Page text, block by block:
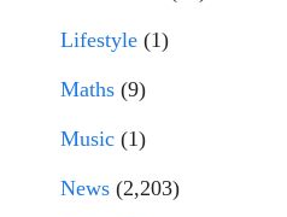
Lifestyle (1)
Maths (9)
Music (1)
News (2,203)